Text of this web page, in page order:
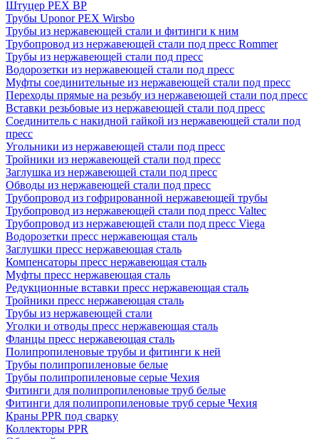
Штуцер PEX ВР
Трубы Uponor PEX Wirsbo
Трубы из нержавеющей стали и фитинги к ним
Трубопровод из нержавеющей стали под пресс Rommer
Трубы из нержавеющей стали под пресс
Водорозетки из нержавеющей стали под пресс
Муфты соединительные из нержавеющей стали под пресс
Переходы прямые на резьбу из нержавеющей стали под пресс
Вставки резьбовые из нержавеющей стали под пресс
Соединитель с накидной гайкой из нержавеющей стали под
пресс
Угольники из нержавеющей стали под пресс
Тройники из нержавеющей стали под пресс
Заглушка из нержавеющей стали под пресс
Обводы из нержавеющей стали под пресс
Трубопровод из гофрированной нержавеющей трубы
Трубопровод из нержавеющей стали под пресс Valtec
Трубопровод из нержавеющей стали под пресс Viega
Водорозетки пресс нержавеющая сталь
Заглушки пресс нержавеющая сталь
Компенсаторы пресс нержавеющая сталь
Муфты пресс нержавеющая сталь
Редукционные вставки пресс нержавеющая сталь
Тройники пресс нержавеющая сталь
Трубы из нержавеющей стали
Уголки и отводы пресс нержавеющая сталь
Фланцы пресс нержавеющая сталь
Полипропиленовые трубы и фитинги к ней
Трубы полипропиленовые белые
Трубы полипропиленовые серые Чехия
Фитинги для полипропиленовые труб белые
Фитинги для полипропиленовые труб серые Чехия
Краны PPR под сварку
Коллекторы PPR